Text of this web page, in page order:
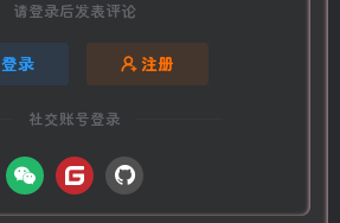
请登录后发表评论
登录 注册
社交账号登录